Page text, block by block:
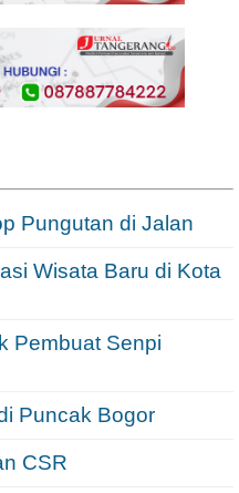
Pungutan di Jalan
Wisata Baru di Kota
Pembuat Senpi
Puncak Bogor
CSR